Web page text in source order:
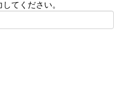
てください。